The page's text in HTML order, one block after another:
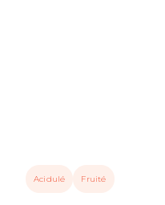
Acidulé Fruité